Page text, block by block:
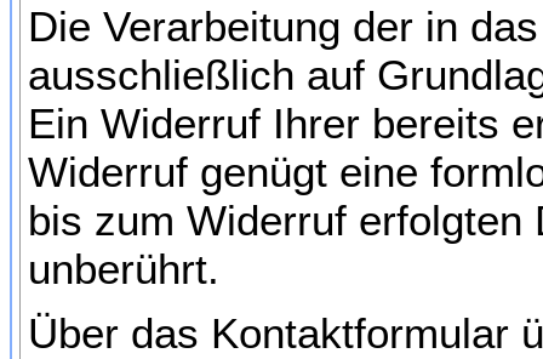
Die Verarbeitung der in
ausschließlich auf
Ein Widerruf Ihrer bereits
Widerruf genügt eine
bis zum Widerruf
unberührt.
Über das Kontaktformular